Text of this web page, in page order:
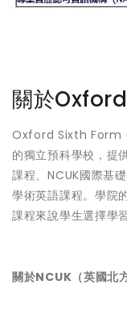
關於
Oxford Sixth Form
的獨立預科學校，提
課程、NCUK國際基
學術英語課程。學院
課程來說學生選擇學
關於NCUK（英國北